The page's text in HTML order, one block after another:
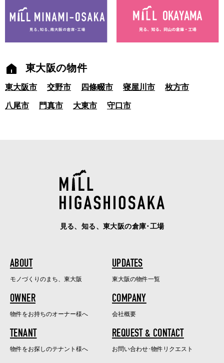
東大阪の物件
東大阪市 交野市 四條畷市 寝屋川市 枚方市
八尾市 門真市 大東市 守口市
見る、知る、東大阪の倉庫･工場
ABOUT
モノづくりのまち、東大阪
UPDATES
東大阪の物件一覧
OWNER
物件をお持ちのオーナー様へ
COMPANY
会社概要
TENANT
物件をお探しのテナント様へ
REQUEST & CONTACT
お問い合わせ･物件リクエスト